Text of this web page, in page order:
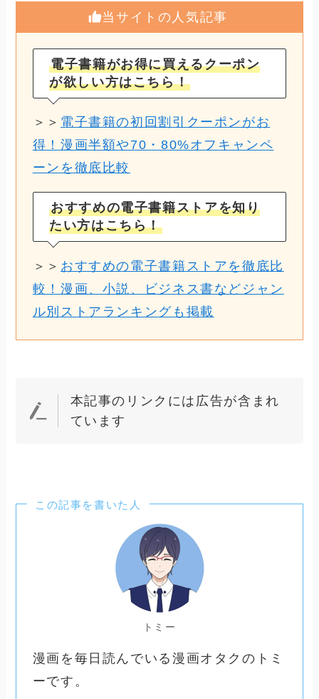
当サイトの人気記事
電子書籍がお得に買えるクーポン
が欲しい方はこちら！
＞＞ 電子書籍の初回割引クーポンがお
得！漫画半額や70・80%オフキャンペ
ーンを徹底比較
おすすめの電子書籍ストアを知り
たい方はこちら！
＞＞ おすすめの電子書籍ストアを徹底比
較！漫画、小説、ビジネス書などジャン
ル別ストアランキングも掲載
本記事のリンクには広告が含まれ
ています
この記事を書いた人
トミー
漫画を毎日読んでいる漫画オタクのトミ
ーです。